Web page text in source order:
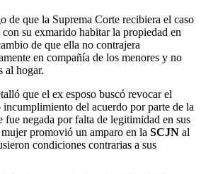
de que la Suprema Corte recibiera el caso
su exmarido habitar la propiedad en
de que ella no contrajera
en compañía de los menores y no
al hogar.
que el ex esposo buscó revocar el
del acuerdo por parte de la
fue negada por falta de legitimidad en sus
promovió un amparo en la SCJN al
condiciones contrarias a sus